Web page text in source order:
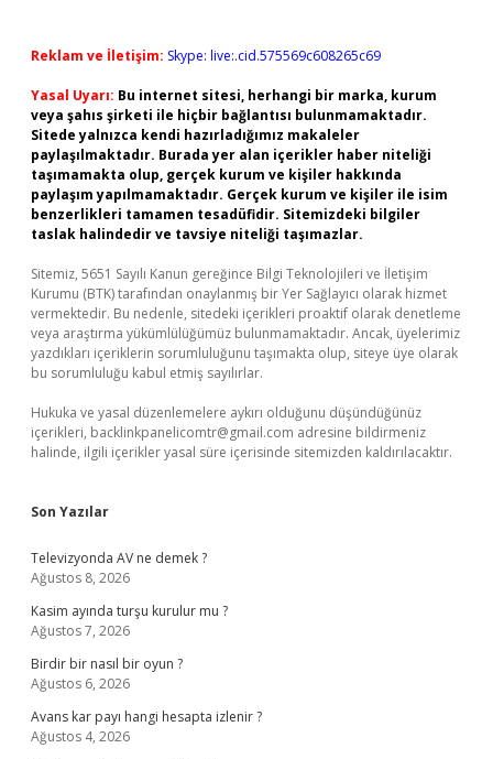
Reklam ve İletişim: Skype: live:.cid.575569c608265c69
Yasal Uyarı: Bu internet sitesi, herhangi bir marka, kurum
veya şahıs şirketi ile hiçbir bağlantısı bulunmamaktadır.
Sitede yalnızca kendi hazırladığımız makaleler
paylaşılmaktadır. Burada yer alan içerikler haber niteliği
taşımamakta olup, gerçek kurum ve kişiler hakkında
paylaşım yapılmamaktadır. Gerçek kurum ve kişiler ile isim
benzerlikleri tamamen tesadüfidir. Sitemizdeki bilgiler
taslak halindedir ve tavsiye niteliği taşımazlar.
Sitemiz, 5651 Sayılı Kanun gereğince Bilgi Teknolojileri ve İletişim
Kurumu (BTK) tarafından onaylanmış bir Yer Sağlayıcı olarak hizmet
vermektedir. Bu nedenle, sitedeki içerikleri proaktif olarak denetleme
veya araştırma yükümlülüğümüz bulunmamaktadır. Ancak, üyelerimiz
yazdıkları içeriklerin sorumluluğunu taşımakta olup, siteye üye olarak
bu sorumluluğu kabul etmiş sayılırlar.
Hukuka ve yasal düzenlemelere aykırı olduğunu düşündüğünüz
içerikleri, backlinkpanelicomtr@gmail.com adresine bildirmeniz
halinde, ilgili içerikler yasal süre içerisinde sitemizden kaldırılacaktır.
Son Yazılar
Televizyonda AV ne demek ?
Ağustos 8, 2026
Kasim ayında turşu kurulur mu ?
Ağustos 7, 2026
Birdir bir nasıl bir oyun ?
Ağustos 6, 2026
Avans kar payı hangi hesapta izlenir ?
Ağustos 4, 2026